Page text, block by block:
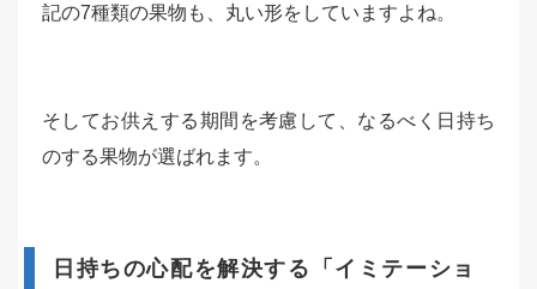
記の7種類の果物も、丸い形をしていますよね。
そしてお供えする期間を考慮して、なるべく日持ち
のする果物が選ばれます。
日持ちの心配を解決する「イミテーショ